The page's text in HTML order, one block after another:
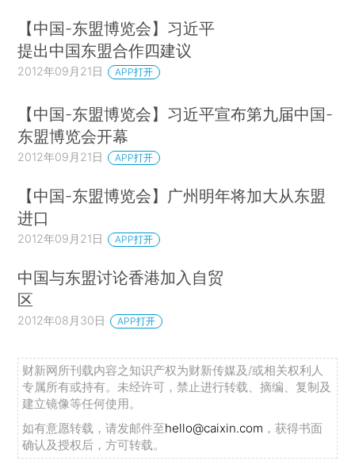
【中国-东盟博览会】习近平
提出中国东盟合作四建议
2012年09月21日 APP打开
【中国-东盟博览会】习近平宣布第九届中国-
东盟博览会开幕
2012年09月21日 APP打开
【中国-东盟博览会】广州明年将加大从东盟
进口
2012年09月21日 APP打开
中国与东盟讨论香港加入自贸
区
2012年08月30日 APP打开
财新网所刊载内容之知识产权为财新传媒及/或相关权利人
专属所有或持有。未经许可，禁止进行转载、摘编、复制及
建立镜像等任何使用。
如有意愿转载，请发邮件至hello@caixin.com ，获得书面
确认及授权后，方可转载。